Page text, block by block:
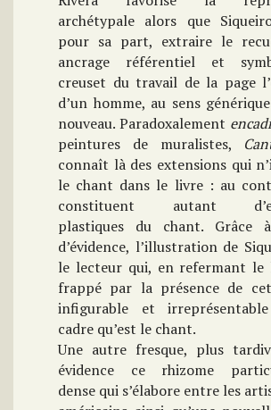
archétypale alors que
pour sa part, extraire le
ancrage référentiel et
creuset du travail de la page
d’un homme, au sens
nouveau. Paradoxalement
peintures de muralistes,
connaît là des extensions qui
le chant dans le livre : au
constituent autant
plastiques du chant. Grâce
d’évidence, l’illustration de
le lecteur qui, en refermant le
frappé par la présence de
infigurable et
cadre qu’est le chant.
Une autre fresque, plus
évidence ce rhizome
dense qui s’élabore entre les